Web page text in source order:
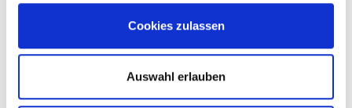
Cookies zulassen
Auswahl erlauben